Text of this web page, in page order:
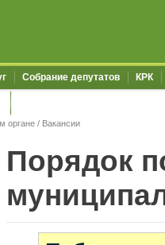
Собрание депутатов КРК
органе / Вакансии
Порядок